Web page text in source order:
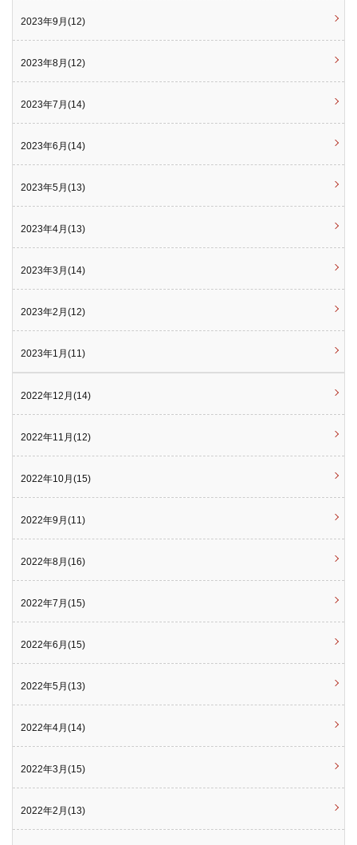
2023年9月(12)
2023年8月(12)
2023年7月(14)
2023年6月(14)
2023年5月(13)
2023年4月(13)
2023年3月(14)
2023年2月(12)
2023年1月(11)
2022年12月(14)
2022年11月(12)
2022年10月(15)
2022年9月(11)
2022年8月(16)
2022年7月(15)
2022年6月(15)
2022年5月(13)
2022年4月(14)
2022年3月(15)
2022年2月(13)